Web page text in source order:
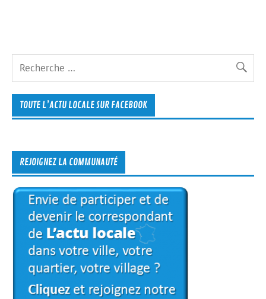
TOUTE L’ACTU LOCALE SUR FACEBOOK
REJOIGNEZ LA COMMUNAUTÉ